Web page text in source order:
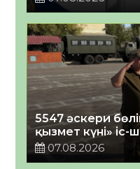
5547 әскери
қызмет күні» іс-
07.08.2026